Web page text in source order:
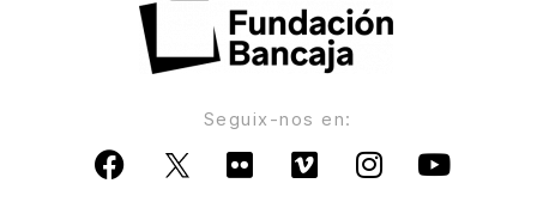
Seguix-nos en: